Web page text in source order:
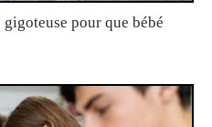
pour que bébé